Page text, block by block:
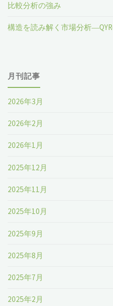
比較分析の強み
構造を読み解く市場分析
月刊記事
2026年3月
2026年2月
2026年1月
2025年12月
2025年11月
2025年10月
2025年9月
2025年8月
2025年7月
2025年2月